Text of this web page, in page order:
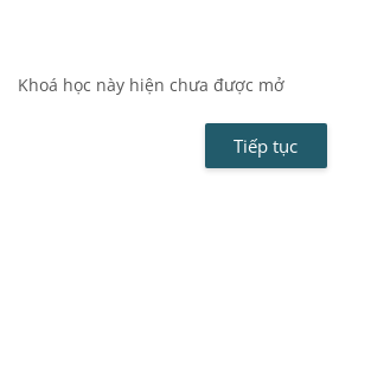
Khoá học này hiện chưa được mở
Tiếp tục